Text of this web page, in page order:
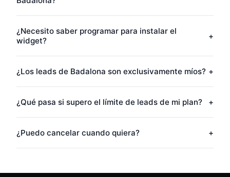
¿Necesito saber programar para instalar el
widget?
+
¿Los leads de Badalona son exclusivamente míos? +
¿Qué pasa si supero el límite de leads de mi plan? +
¿Puedo cancelar cuando quiera? +